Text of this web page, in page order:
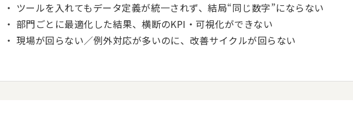
ツールを入れてもデータ定義が統一されず、結局“同じ数字”にならない
部門ごとに最適化した結果、横断のKPI・可視化ができない
現場が回らない／例外対応が多いのに、改善サイクルが回らない